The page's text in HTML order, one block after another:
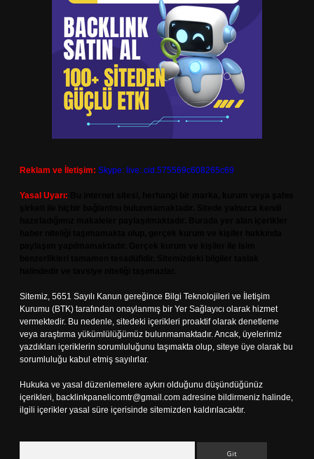
Reklam ve İletişim: Skype: live:.cid.575569c608265c69
Yasal Uyarı:
Sitemiz, 5651 Sayılı Kanun gereğince Bilgi Teknolojileri ve İletişim
Kurumu (BTK) tarafından onaylanmış bir Yer Sağlayıcı olarak hizmet
vermektedir. Bu nedenle, sitedeki içerikleri proaktif olarak denetleme
veya araştırma yükümlülüğümüz bulunmamaktadır. Ancak, üyelerimiz
yazdıkları içeriklerin sorumluluğunu taşımakta olup, siteye üye olarak bu
sorumluluğu kabul etmiş sayılırlar.
Hukuka ve yasal düzenlemelere aykırı olduğunu düşündüğünüz
içerikleri, backlinkpanelicomtr@gmail.com adresine bildirmeniz halinde,
ilgili içerikler yasal süre içerisinde sitemizden kaldırılacaktır.